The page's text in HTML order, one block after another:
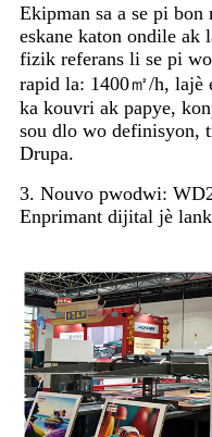
Ekipman sa a se pi
eskane katon ondile ak
fizik referans li se pi
rapid la: 1400㎡/h, lajè
ka kouvri ak papye,
sou dlo wo definisyon,
Drupa.
3. Nouvo pwodwi:
Enprimant dijital jè